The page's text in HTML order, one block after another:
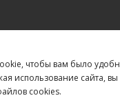
чтобы вам было
использование сайта, вы
cookies.